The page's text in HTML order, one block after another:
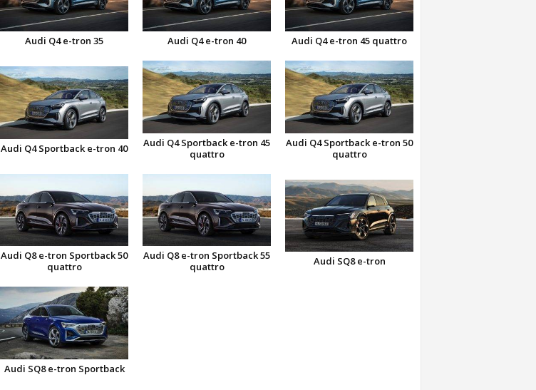
Audi Q4 e-tron 35 Audi Q4 e-tron 40 Audi Q4 e-tron 45 quattro
Audi Q4 Sportback e-tron 40
Audi Q4 Sportback e-tron 45
quattro
Audi Q4 Sportback e-tron 50
quattro
Audi Q8 e-tron Sportback 50
quattro
Audi Q8 e-tron Sportback 55
quattro
Audi SQ8 e-tron
Audi SQ8 e-tron Sportback